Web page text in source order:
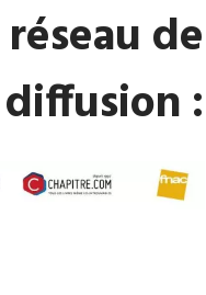
de
diffusion :